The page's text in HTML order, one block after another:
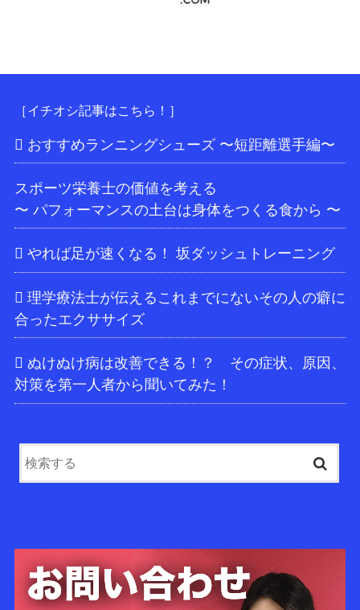
［イチオシ記事はこちら！］
おすすめランニングシューズ 〜短距離選手編〜
スポーツ栄養士の価値を考える
〜 パフォーマンスの土台は身体をつくる食から 〜
やれば足が速くなる！ 坂ダッシュトレーニング
理学療法士が伝えるこれまでにないその人の癖に
合ったエクササイズ
ぬけぬけ病は改善できる！？ その症状、原因、
対策を第一人者から聞いてみた！